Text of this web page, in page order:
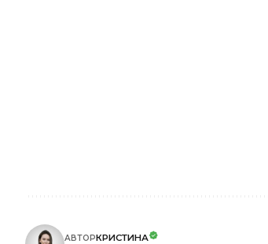
АВТОРКРИСТИНА